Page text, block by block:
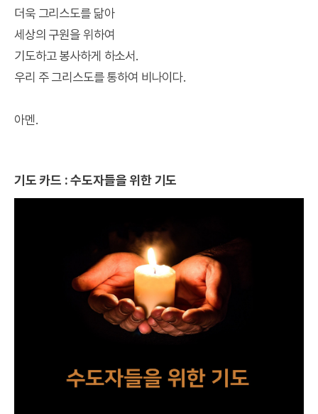
더욱 그리스도를 닮아
세상의 구원을 위하여
기도하고 봉사하게 하소서.
우리 주 그리스도를 통하여 비나이다.
아멘.
기도 카드 : 수도자들을 위한 기도